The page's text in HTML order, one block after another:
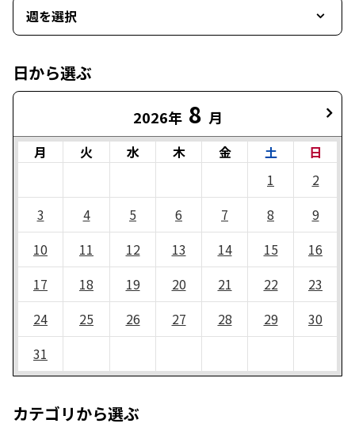
週を選択
日から選ぶ
2026年 8 月
月 火 水 木 金 土
日
1
2
3
4 5 6 7 8
9
10
11 12 13 14 15
16
17
18 19 20 21 22
23
24
25 26 27 28 29
30
31
カテゴリから選ぶ